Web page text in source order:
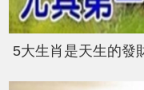
5大生肖是天生的發